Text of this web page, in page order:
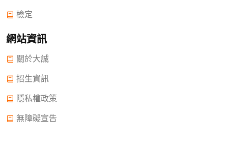
檢定
網站資訊
關於大誠
招生資訊
隱私權政策
無障礙宣告